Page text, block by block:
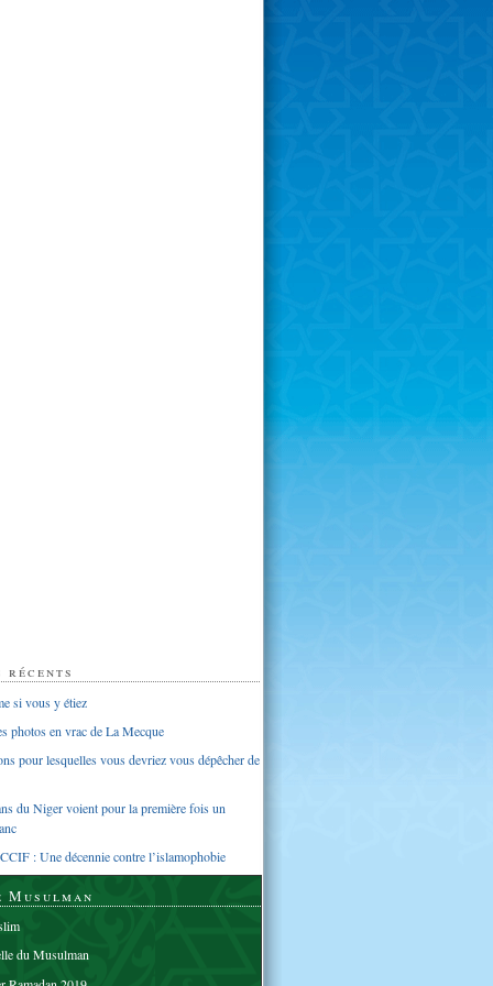
si vous y étiez
photos en vrac de La Mecque
pour lesquelles vous devriez vous dépêcher de
du Niger voient pour la première fois un
: Une décennie contre l’islamophobie
Musulman
du Musulman